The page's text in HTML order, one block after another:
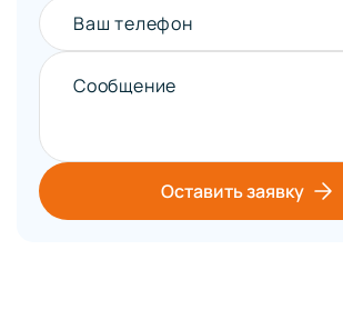
Ваш телефон
Сообщение
Оставить заявку